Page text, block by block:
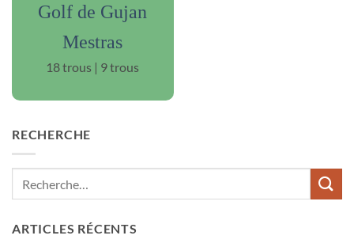
Golf de Gujan
Mestras
18 trous | 9 trous
RECHERCHE
ARTICLES RÉCENTS